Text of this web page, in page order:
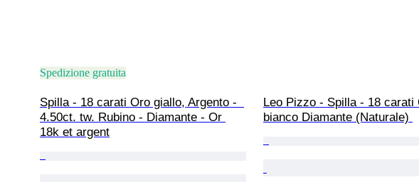
Spedizione gratuita
Spilla - 18 carati Oro giallo, Argento -
4.50ct. tw. Rubino - Diamante - Or
18k et argent
Leo Pizzo - Spilla - 18 carati
bianco Diamante (Naturale)